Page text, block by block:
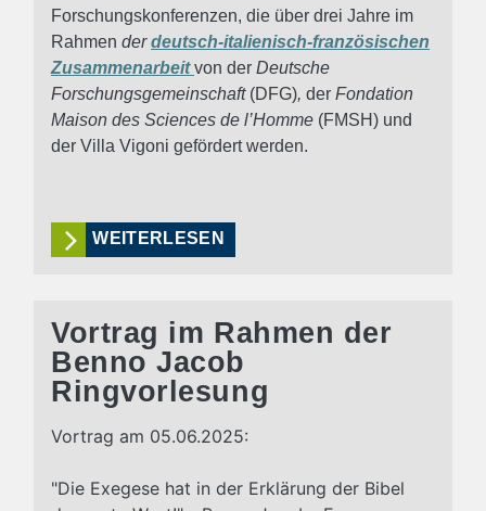
Forschungskonferenzen, die über drei Jahre im
Rahmen derdeutsch-italienisch-französischen
Zusammenarbeit von der Deutsche
Forschungsgemeinschaft (DFG), der Fondation
Maison des Sciences de l’Homme (FMSH) und
der Villa Vigoni gefördert werden.
WEITERLESEN
Vortrag im Rahmen der
Benno Jacob
Ringvorlesung
Vortrag am 05.06.2025:
"Die Exegese hat in der Erklärung der Bibel